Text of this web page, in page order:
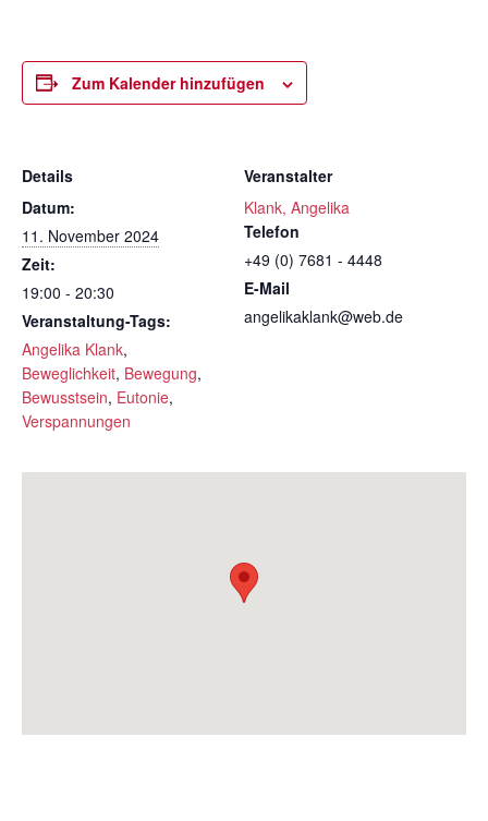
Zum Kalender hinzufügen
Details
Datum:
11. November 2024
Zeit:
19:00 - 20:30
Veranstaltung-Tags:
Angelika Klank,
Beweglichkeit, Bewegung,
Bewusstsein, Eutonie,
Verspannungen
Veranstalter
Klank, Angelika
Telefon
+49 (0) 7681 - 4448
E-Mail
angelikaklank@web.de